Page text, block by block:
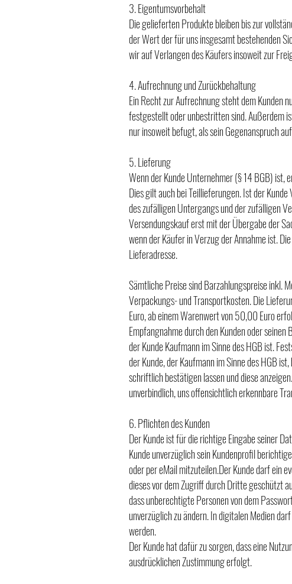
3. Eigentumsvorbehalt
Die gelieferten Produkte bleiben bis zur
der Wert der für uns insgesamt bestehenden
wir auf Verlangen des Käufers insoweit zur
4. Aufrechnung und Zurückbehaltung
Ein Recht zur Aufrechnung steht dem Kunden
festgestellt oder unbestritten sind. Außerdem
nur insoweit befugt, als sein Gegenanspruch
5. Lieferung
Wenn der Kunde Unternehmer (§ 14 BGB) ist,
Dies gilt auch bei Teillieferungen. Ist der
des zufälligen Untergangs und der zufälligen
Versendungskauf erst mit der Übergabe der
wenn der Käufer in Verzug der Annahme ist.
Lieferadresse.
Sämtliche Preise sind Barzahlungspreise inkl.
Verpackungs- und Transportkosten. Die
Euro, ab einem Warenwert von 50,00 Euro
Empfangnahme durch den Kunden oder
der Kunde Kaufmann im Sinne des HGB ist.
der Kunde, der Kaufmann im Sinne des HGB
schriftlich bestätigen lassen und diese
unverbindlich, uns offensichtlich erkennbare
6. Pflichten des Kunden
Der Kunde ist für die richtige Eingabe seiner
Kunde unverzüglich sein Kundenprofil
oder per eMail mitzuteilen.Der Kunde darf ein
dieses vor dem Zugriff durch Dritte geschützt
dass unberechtigte Personen von dem
unverzüglich zu ändern. In digitalen Medien
werden.
Der Kunde hat dafür zu sorgen, dass eine
ausdrücklichen Zustimmung erfolgt.